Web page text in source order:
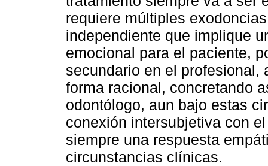
requiere múltiples
independiente que implique
emocional para el paciente,
secundario en el profesional,
forma racional, concretando
odontólogo, aun bajo estas
conexión intersubjetiva con
siempre una respuesta
circunstancias clínicas.